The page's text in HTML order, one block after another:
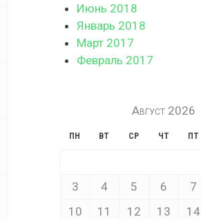
Июнь 2018
Январь 2018
Март 2017
Февраль 2017
Август 2026
ПН ВТ СР ЧТ ПТ
3
4 5 6 7
10
11 12 13 14